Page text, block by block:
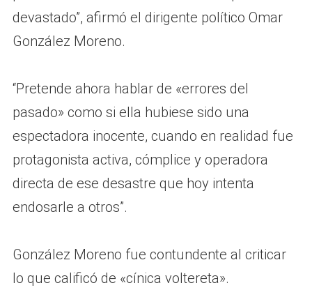
devastado”, afirmó el dirigente político Omar
González Moreno.
“Pretende ahora hablar de «errores del
pasado» como si ella hubiese sido una
espectadora inocente, cuando en realidad fue
protagonista activa, cómplice y operadora
directa de ese desastre que hoy intenta
endosarle a otros”.
González Moreno fue contundente al criticar
lo que calificó de «cínica voltereta».